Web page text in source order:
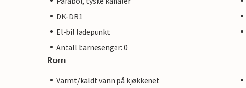
DK-DR1
El-bil ladepunkt
Antall barnesenger: 0
Rom
Varmt/kaldt vann på kjøkkenet